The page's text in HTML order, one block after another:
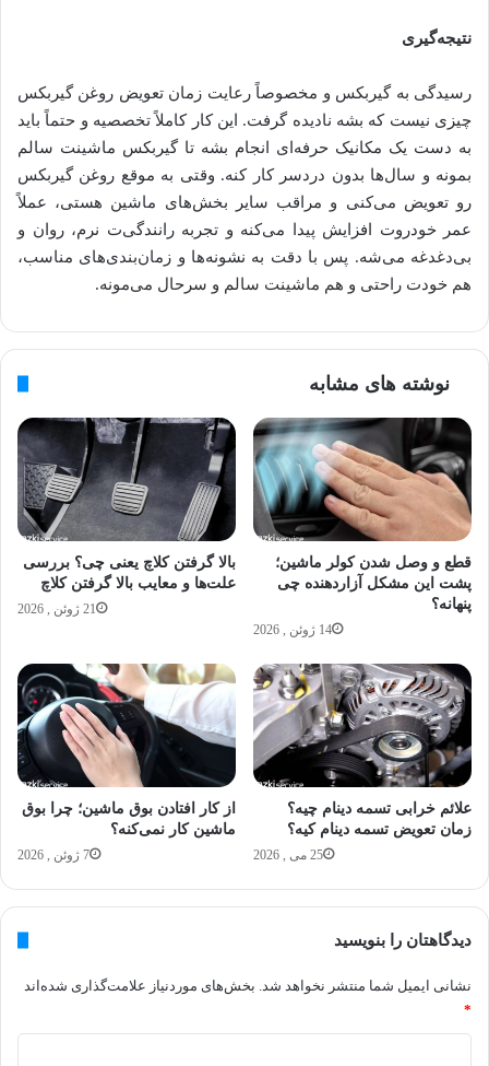
نتیجه‌گیری
رسیدگی به گیربکس و مخصوصاً رعایت زمان تعویض روغن گیربکس
چیزی نیست که بشه نادیده گرفت. این کار کاملاً تخصصیه و حتماً باید
به دست یک مکانیک حرفه‌ای انجام بشه تا گیربکس ماشینت سالم
بمونه و سال‌ها بدون دردسر کار کنه. وقتی به موقع روغن گیربکس
رو تعویض می‌کنی و مراقب سایر بخش‌های ماشین هستی، عملاً
عمر خودروت افزایش پیدا می‌کنه و تجربه رانندگی‌ت نرم، روان و
بی‌دغدغه می‌شه. پس با دقت به نشونه‌ها و زمان‌بندی‌های مناسب،
هم خودت راحتی و هم ماشینت سالم و سرحال می‌مونه.
نوشته های مشابه
بالا گرفتن کلاچ یعنی چی؟ بررسی
علت‌ها و معایب بالا گرفتن کلاچ
21 ژوئن , 2026
قطع و وصل شدن کولر ماشین؛
پشت این مشکل آزاردهنده چی
پنهانه؟
14 ژوئن , 2026
از کار افتادن بوق ماشین؛ چرا بوق
ماشین کار نمی‌کنه؟
7 ژوئن , 2026
علائم خرابی تسمه دینام چیه؟
زمان تعویض تسمه دینام کیه؟
25 می , 2026
دیدگاهتان را بنویسید
نشانی ایمیل شما منتشر نخواهد شد. بخش‌های موردنیاز علامت‌گذاری شده‌اند
*